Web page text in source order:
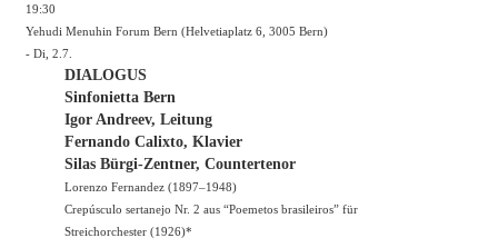
19:30
Yehudi Menuhin Forum Bern (Helvetiaplatz 6, 3005 Bern)
- Di, 2.7.
DIALOGUS
Sinfonietta Bern
Igor Andreev, Leitung
Fernando Calixto, Klavier
Silas Bürgi-Zentner, Countertenor
Lorenzo Fernandez (1897–1948)
Crepúsculo sertanejo Nr. 2 aus “Poemetos brasileiros” für
Streichorchester (1926)*